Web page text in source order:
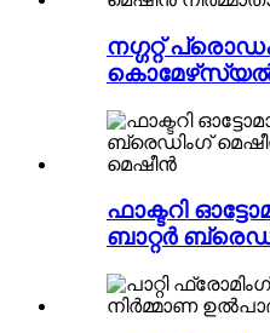
നഗ്ഗറ്റ്
കൊമേഴ്‌സ്യൽ
ഫാക്ടറി
ബാറ്റർ